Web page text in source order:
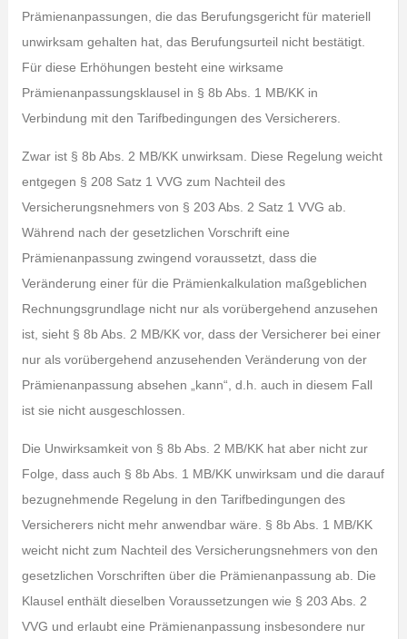
Prämienanpassungen, die das Berufungsgericht für materiell
unwirksam gehalten hat, das Berufungsurteil nicht bestätigt.
Für diese Erhöhungen besteht eine wirksame
Prämienanpassungsklausel in § 8b Abs. 1 MB/KK in
Verbindung mit den Tarifbedingungen des Versicherers.
Zwar ist § 8b Abs. 2 MB/KK unwirksam. Diese Regelung weicht
entgegen § 208 Satz 1 VVG zum Nachteil des
Versicherungsnehmers von § 203 Abs. 2 Satz 1 VVG ab.
Während nach der gesetzlichen Vorschrift eine
Prämienanpassung zwingend voraussetzt, dass die
Veränderung einer für die Prämienkalkulation maßgeblichen
Rechnungsgrundlage nicht nur als vorübergehend anzusehen
ist, sieht § 8b Abs. 2 MB/KK vor, dass der Versicherer bei einer
nur als vorübergehend anzusehenden Veränderung von der
Prämienanpassung absehen „kann“, d.h. auch in diesem Fall
ist sie nicht ausgeschlossen.
Die Unwirksamkeit von § 8b Abs. 2 MB/KK hat aber nicht zur
Folge, dass auch § 8b Abs. 1 MB/KK unwirksam und die darauf
bezugnehmende Regelung in den Tarifbedingungen des
Versicherers nicht mehr anwendbar wäre. § 8b Abs. 1 MB/KK
weicht nicht zum Nachteil des Versicherungsnehmers von den
gesetzlichen Vorschriften über die Prämienanpassung ab. Die
Klausel enthält dieselben Voraussetzungen wie § 203 Abs. 2
VVG und erlaubt eine Prämienanpassung insbesondere nur